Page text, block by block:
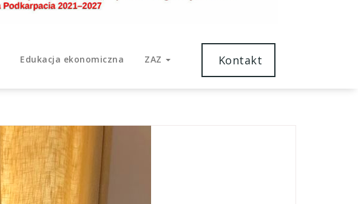
Edukacja ekonomiczna ZAZ Kontakt